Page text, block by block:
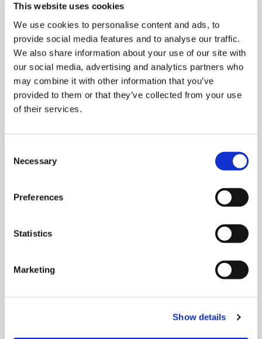
This website uses cookies
We use cookies to personalise content and ads, to
provide social media features and to analyse our traffic.
We also share information about your use of our site with
our social media, advertising and analytics partners who
may combine it with other information that you’ve
provided to them or that they’ve collected from your use
of their services.
Selection
Necessary
Preferences
Statistics
Marketing
Show details
ご利用ガイド
カプコンネットキャッチャー カプとれとは
プレイ方法
サポート
アカウント
景品
その他